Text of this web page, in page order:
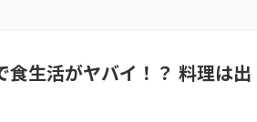
生活がヤバイ！？ 料理は出